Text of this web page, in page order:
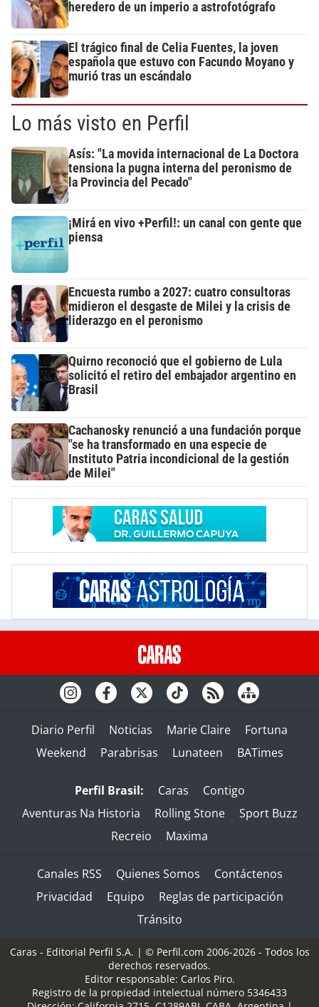
heredero de un imperio a astrofotógrafo
El trágico final de Celia Fuentes, la joven
española que estuvo con Facundo Moyano y
murió tras un escándalo
Lo más visto en Perfil
Asís: "La movida internacional de La Doctora
tensiona la pugna interna del peronismo de
la Provincia del Pecado"
¡Mirá en vivo +Perfil!: un canal con gente que
piensa
Encuesta rumbo a 2027: cuatro consultoras
midieron el desgaste de Milei y la crisis de
liderazgo en el peronismo
Quirno reconoció que el gobierno de Lula
solicitó el retiro del embajador argentino en
Brasil
Cachanosky renunció a una fundación porque
"se ha transformado en una especie de
Instituto Patria incondicional de la gestión
de Milei"
Diario Perfil Noticias Marie Claire
Fortuna
Weekend
Parabrisas Lunateen BATimes
Perfil Brasil: Caras
Contigo
Aventuras Na Historia
Rolling Stone
Sport Buzz
Recreio
Maxima
Canales RSS Quienes Somos
Contáctenos
Privacidad
Equipo
Reglas de participación
Tránsito
Caras - Editorial Perfil S.A. | © Perfil.com 2006-2026 - Todos los
derechos reservados.
Editor responsable: Carlos Piro.
Registro de la propiedad intelectual número 5346433